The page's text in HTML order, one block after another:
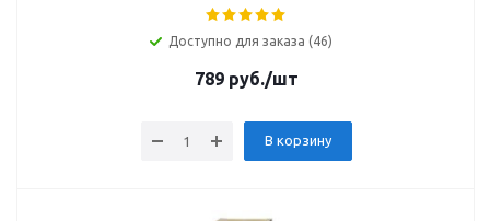
Доступно для заказа (46)
789руб./шт
В корзину